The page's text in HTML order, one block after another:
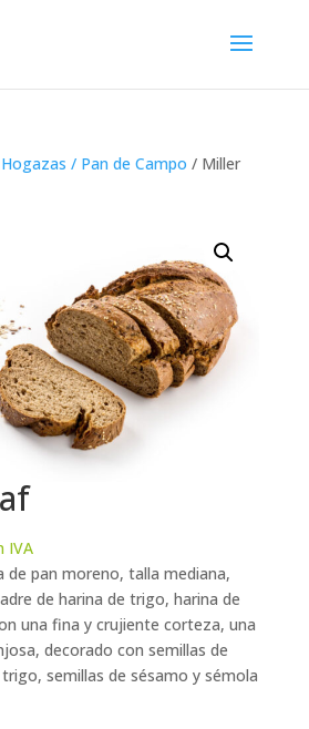
Hogazas / Pan de Campo / Miller
IVA
de pan moreno, talla mediana,
de harina de trigo, harina de
una fina y crujiente corteza, una
decorado con semillas de
semillas de sésamo y sémola